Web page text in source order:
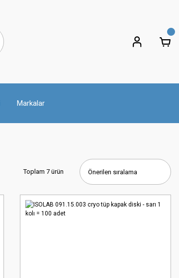
Markalar
Toplam 7 ürün